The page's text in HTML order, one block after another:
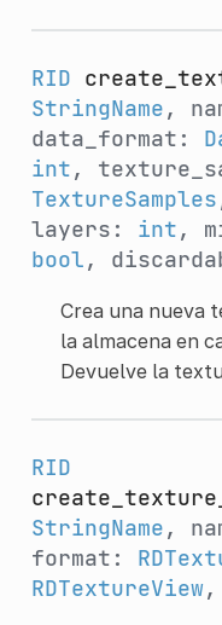
RID
StringName,
data_format:
int,
TextureSamples
layers: int,
bool,
Crea una nueva
la almacena en
Devuelve la
RID
StringName,
format:
RDTextureView,